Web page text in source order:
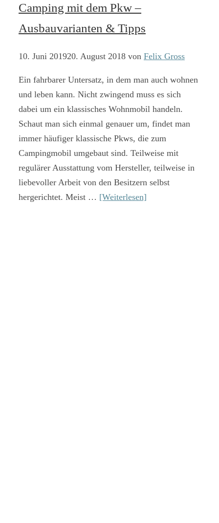
Camping mit dem Pkw –
Ausbauvarianten & Tipps
10. Juni 201920. August 2018 von Felix Gross
Ein fahrbarer Untersatz, in dem man auch wohnen
und leben kann. Nicht zwingend muss es sich
dabei um ein klassisches Wohnmobil handeln.
Schaut man sich einmal genauer um, findet man
immer häufiger klassische Pkws, die zum
Campingmobil umgebaut sind. Teilweise mit
regulärer Ausstattung vom Hersteller, teilweise in
liebevoller Arbeit von den Besitzern selbst
hergerichtet. Meist … [Weiterlesen]